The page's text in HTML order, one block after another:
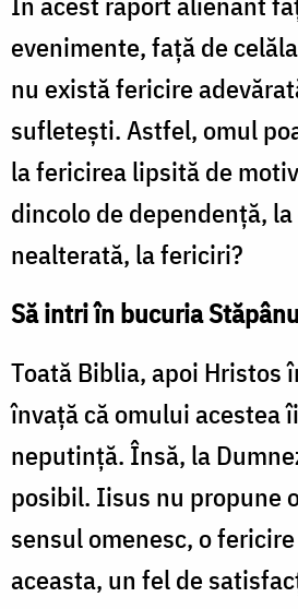
evenimente, faţă de
nu există fericire
sufleteşti. Astfel, omul
la fericirea lipsită de
dincolo de dependenţă,
nealterată, la fericiri?
Să intri în bucuria
Toată Biblia, apoi Hristos
învaţă că omului acestea
neputinţă. Însă, la
posibil. Iisus nu propune
sensul omenesc, o
aceasta, un fel de